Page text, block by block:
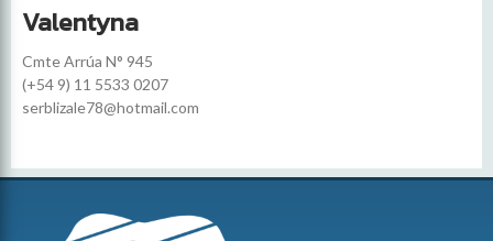
Valentyna
Cmte Arrúa N° 945
(+54 9) 11 5533 0207
serblizale78@hotmail.com